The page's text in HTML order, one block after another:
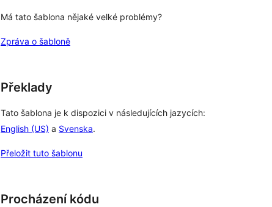
Má tato šablona nějaké velké problémy?
Zpráva o šabloně
Překlady
Tato šablona je k dispozici v následujících jazycích:
English (US) a Svenska.
Přeložit tuto šablonu
Procházení kódu